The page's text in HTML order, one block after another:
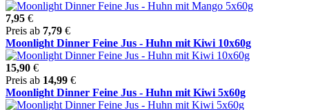
7,95 €
Preis ab 7,79 €
Moonlight Dinner Feine Jus - Huhn mit Kiwi 10x60g
15,90 €
Preis ab 14,99 €
Moonlight Dinner Feine Jus - Huhn mit Kiwi 5x60g